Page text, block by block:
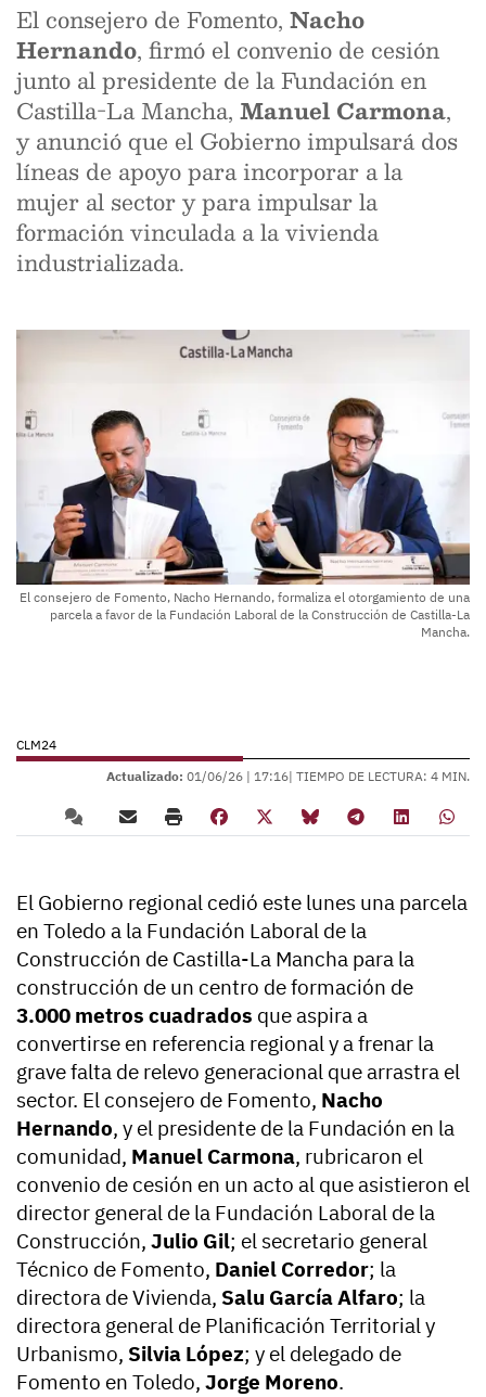
El consejero de Fomento, Nacho
Hernando, firmó el convenio de cesión
junto al presidente de la Fundación en
Castilla-La Mancha, Manuel Carmona,
y anunció que el Gobierno impulsará dos
líneas de apoyo para incorporar a la
mujer al sector y para impulsar la
formación vinculada a la vivienda
industrializada.
El consejero de Fomento, Nacho Hernando, formaliza el otorgamiento de una
parcela a favor de la Fundación Laboral de la Construcción de Castilla-La
Mancha.
CLM24
Actualizado: 01/06/26 | 17:16| TIEMPO DE LECTURA: 4 MIN.
El Gobierno regional cedió este lunes una parcela
en Toledo a la Fundación Laboral de la
Construcción de Castilla-La Mancha para la
construcción de un centro de formación de
3.000 metros cuadrados que aspira a
convertirse en referencia regional y a frenar la
grave falta de relevo generacional que arrastra el
sector. El consejero de Fomento, Nacho
Hernando, y el presidente de la Fundación en la
comunidad, Manuel Carmona, rubricaron el
convenio de cesión en un acto al que asistieron el
director general de la Fundación Laboral de la
Construcción, Julio Gil; el secretario general
Técnico de Fomento, Daniel Corredor; la
directora de Vivienda, Salu García Alfaro; la
directora general de Planificación Territorial y
Urbanismo, Silvia López; y el delegado de
Fomento en Toledo, Jorge Moreno.